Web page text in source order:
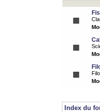
Index du